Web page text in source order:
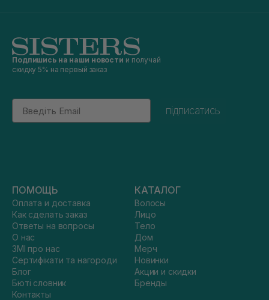
Подпишись на наши новости и получай
скидку 5% на первый заказ
Email
підписатись
ПОМОЩЬ
Оплата и доставка
Как сделать заказ
Ответы на вопросы
О нас
ЗМІ про нас
Сертифікати та нагороди
Блог
Бюті словник
Контакты
КАТАЛОГ
Волосы
Лицо
Тело
Дом
Мерч
Новинки
Акции и скидки
Бренды